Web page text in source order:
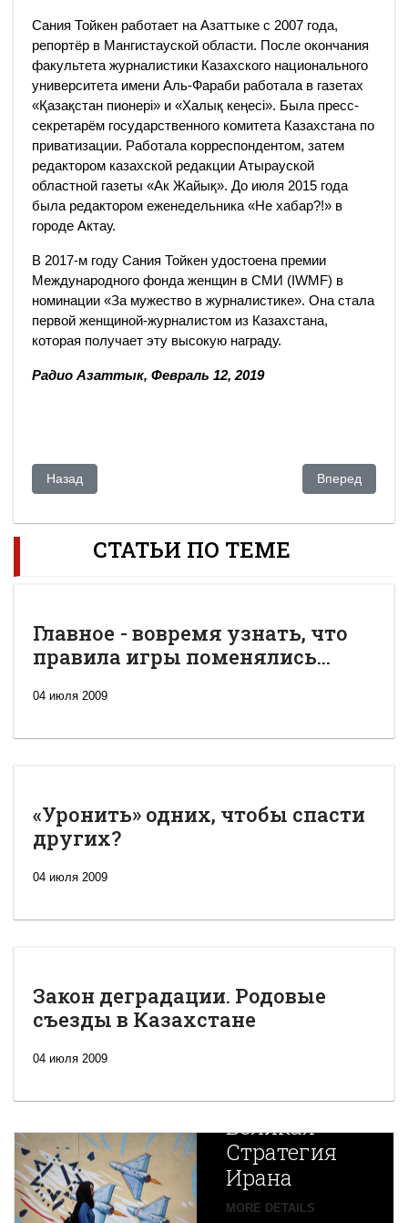
Сания Тойкен работает на Азаттыке с 2007 года,
репортёр в Мангистауской области. После окончания
факультета журналистики Казахского национального
университета имени Аль-Фараби работала в газетах
«Қазақстан пионері» и «Халық кеңесі». Была пресс-
секретарём государственного комитета Казахстана по
приватизации. Работала корреспондентом, затем
редактором казахской редакции Атырауской
областной газеты «Ак Жайық». До июля 2015 года
была редактором еженедельника «Не хабар?!» в
городе Актау.
В 2017-м году Сания Тойкен удостоена премии
Международного фонда женщин в СМИ (IWMF) в
номинации «За мужество в журналистике». Она стала
первой женщиной-журналистом из Казахстана,
которая получает эту высокую награду.
Радио Азаттык, Февраль 12, 2019
Предыдущий: «Реформа без начала и конца»: зачем
Назад Следующий:
Вперед
СТАТЬИ ПО ТЕМЕ
Главное - вовремя узнать, что
правила игры поменялись...
04 июля 2009
«Уронить» одних, чтобы спасти
других?
04 июля 2009
Закон деградации. Родовые
съезды в Казахстане
04 июля 2009
Новая
Великая
Стратегия
Ирана
MORE DETAILS
Путин